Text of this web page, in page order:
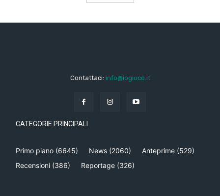
Contattaci: info@iogioco.it
CATEGORIE PRINCIPALI
Primo piano (6645) News (2060) Anteprime (529)
Recensioni (386) Reportage (326)